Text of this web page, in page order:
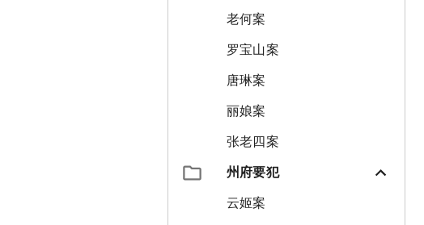
老何案
罗宝山案
唐琳案
丽娘案
张老四案
州府要犯
云姬案